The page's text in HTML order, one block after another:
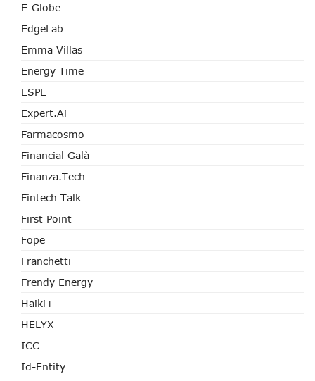
E-Globe
EdgeLab
Emma Villas
Energy Time
ESPE
Expert.ai
Farmacosmo
Financial Galà
Finanza.tech
Fintech Talk
First Point
Fope
Franchetti
Frendy Energy
Haiki+
HELYX
ICC
Id-Entity